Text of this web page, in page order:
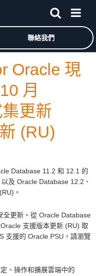
Services 首頁
聯絡我們
Oracle 現
月
更新
(RU)
Database 11.2 和 12.1 的
及 Oracle Database 12.2、
。
全更新。從 Oracle Database
支援版本更新 (RU) 取
支援的 Oracle PSU，請瀏覽
、操作和擴展雲端中的